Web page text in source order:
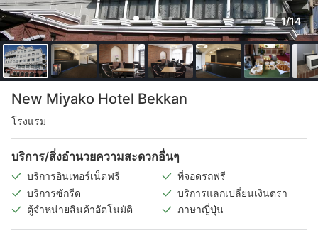
1/14
New Miyako Hotel Bekkan
โรงแรม
บริการ/สิ่งอำนวยความสะดวกอื่นๆ
บริการอินเทอร์เน็ตฟรี
ที่จอดรถฟรี
บริการซักรีด
บริการแลกเปลี่ยนเงินตรา
ตู้จำหน่ายสินค้าอัตโนมัติ
ภาษาญี่ปุ่น